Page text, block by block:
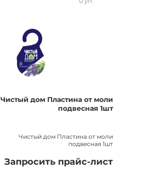
Чистый дом Пластина от моли
подвесная 1шт
Чистый дом Пластина от моли
подвесная 1шт
Запросить прайс-лист